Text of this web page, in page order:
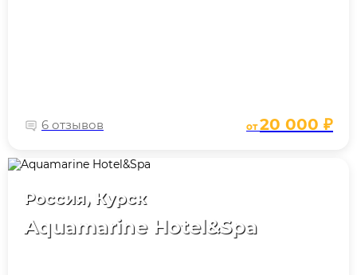
6 отзывов от20 000 ₽
Россия, Курск
Aquamarine Hotel&Spa